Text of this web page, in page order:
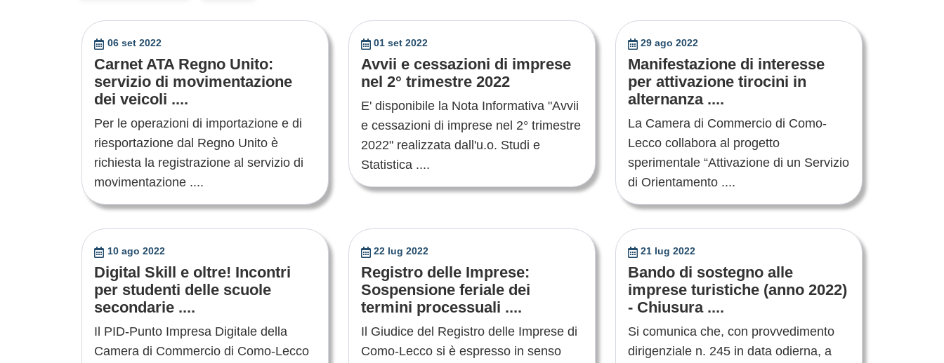
06 set 2022
Carnet ATA Regno Unito:
servizio di movimentazione
dei veicoli ....
Per le operazioni di importazione e di
riesportazione dal Regno Unito è
richiesta la registrazione al servizio di
movimentazione ....
01 set 2022
Avvii e cessazioni di imprese
nel 2° trimestre 2022
E' disponibile la Nota Informativa "Avvii
e cessazioni di imprese nel 2° trimestre
2022" realizzata dall'u.o. Studi e
Statistica ....
29 ago 2022
Manifestazione di interesse
per attivazione tirocini in
alternanza ....
La Camera di Commercio di Como-
Lecco collabora al progetto
sperimentale “Attivazione di un Servizio
di Orientamento ....
10 ago 2022
Digital Skill e oltre! Incontri
per studenti delle scuole
secondarie ....
Il PID-Punto Impresa Digitale della
Camera di Commercio di Como-Lecco
22 lug 2022
Registro delle Imprese:
Sospensione feriale dei
termini processuali ....
Il Giudice del Registro delle Imprese di
Como-Lecco si è espresso in senso
21 lug 2022
Bando di sostegno alle
imprese turistiche (anno 2022)
- Chiusura ....
Si comunica che, con provvedimento
dirigenziale n. 245 in data odierna, a